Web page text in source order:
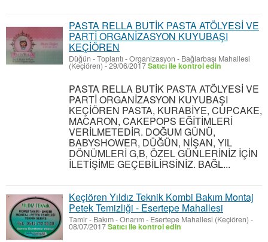
PASTA RELLA BUTİK PASTA ATÖLYESİ VE
PARTİ ORGANİZASYON KUYUBAŞI
KEÇİÖREN
Düğün - Toplantı - Organizasyon - Bağlarbaşı Mahallesi
(Keçiören) -29/06/2017Satıcı ile kontrol edin
PASTA RELLA BUTİK PASTA ATÖLYESİ VE
PARTİ ORGANİZASYON KUYUBAŞI
KEÇİÖREN PASTA, KURABİYE, CUPCAKE,
MACARON, CAKEPOPS EĞİTİMLERİ
VERİLMETEDİR. DOĞUM GÜNÜ,
BABYSHOWER, DÜĞÜN, NİŞAN, YIL
DÖNÜMLERİ G,B, ÖZEL GÜNLERİNİZ İÇİN
İLETİŞİME GEÇEBİLİRSİNİZ. BAĞL...
Keçiören Yıldız Teknik Kombi Bakım Montaj
Petek Temizliği - Esertepe Mahallesi
Tamir - Bakım - Onarım- Esertepe Mahallesi (Keçiören) -
08/07/2017Satıcı ile kontrol edin